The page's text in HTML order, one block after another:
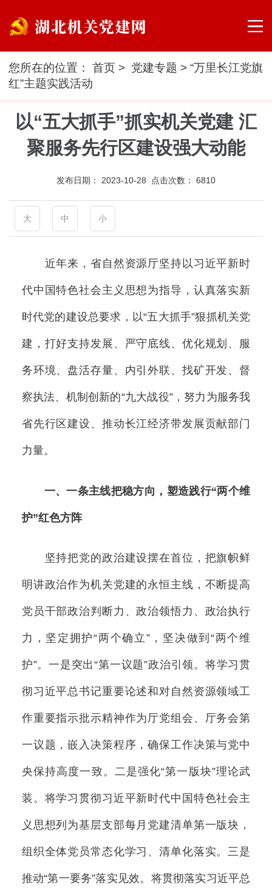
您所在的位置：首页 > 党建专题 >“万里长江党旗
红”主题实践活动
以“五大抓手”抓实机关党建 汇
聚服务先行区建设强大动能
发布日期： 2023-10-28 点击次数： 6810
大 中 小
近年来，省自然资源厅坚持以习近平新时
代中国特色社会主义思想为指导，认真落实新
时代党的建设总要求，以“五大抓手”狠抓机关党
建，打好支持发展、严守底线、优化规划、服
务环境、盘活存量、内引外联、找矿开发、督
察执法、机制创新的“九大战役”，努力为服务我
省先行区建设、推动长江经济带发展贡献部门
力量。
一、一条主线把稳方向，塑造践行“两个维
护”红色方阵
坚持把党的政治建设摆在首位，把旗帜鲜
明讲政治作为机关党建的永恒主线，不断提高
党员干部政治判断力、政治领悟力、政治执行
力，坚定拥护“两个确立”，坚决做到“两个维
护”。一是突出“第一议题”政治引领。将学习贯
彻习近平总书记重要论述和对自然资源领域工
作重要指示批示精神作为厅党组会、厅务会第
一议题，嵌入决策程序，确保工作决策与党中
央保持高度一致。二是强化“第一版块”理论武
装。将学习贯彻习近平新时代中国特色社会主
义思想列为基层支部每月党建清单第一版块，
组织全体党员常态化学习、清单化落实。三是
推动“第一要务”落实见效。将贯彻落实习近平总